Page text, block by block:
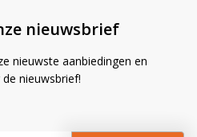
nieuwsbrief
nieuwste aanbiedingen en
nieuwsbrief!